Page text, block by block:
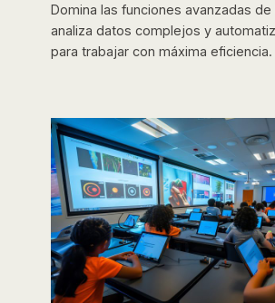
Domina las funciones avanzadas de
analiza datos complejos y
para trabajar con máxima eficiencia.